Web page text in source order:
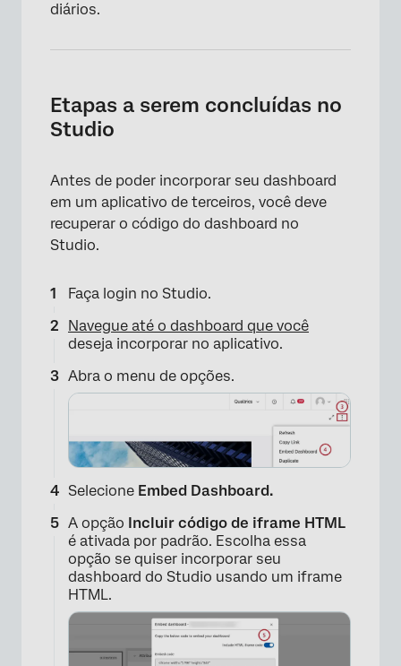
diários.
Etapas a serem concluídas no
Studio
Antes de poder incorporar seu dashboard
em um aplicativo de terceiros, você deve
recuperar o código do dashboard no
Studio.
Faça login no Studio.
Navegue até o dashboard que você
deseja incorporar no aplicativo.
Abra o menu de opções.
Selecione Embed Dashboard.
A opção Incluir código de iframe HTML
é ativada por padrão. Escolha essa
opção se quiser incorporar seu
dashboard do Studio usando um iframe
HTML.